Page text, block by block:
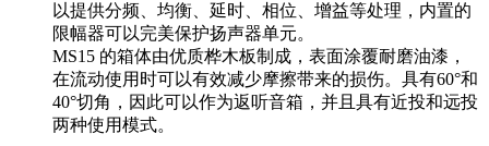
以提供分频、均衡、延时、相位、增益等处理，内置的
限幅器可以完美保护扬声器单元。
MS15 的箱体由优质桦木板制成，表面涂覆耐磨油漆，
在流动使用时可以有效减少摩擦带来的损伤。具有60°和
40°切角，因此可以作为返听音箱，并且具有近投和远投
两种使用模式。